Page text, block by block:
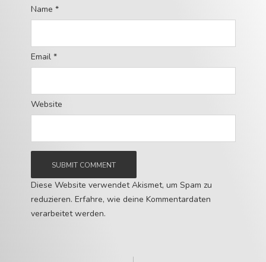
Name *
Email *
Website
Diese Website verwendet Akismet, um Spam zu
reduzieren. Erfahre, wie deine Kommentardaten
verarbeitet werden.